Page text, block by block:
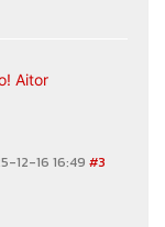
Aitor
12-16 16:49 #3